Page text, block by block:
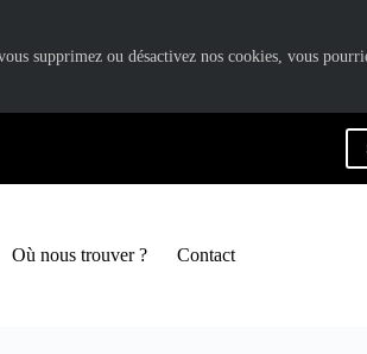
Où nous trouver ? Contact
supprimez ou désactivez nos cookies, vous